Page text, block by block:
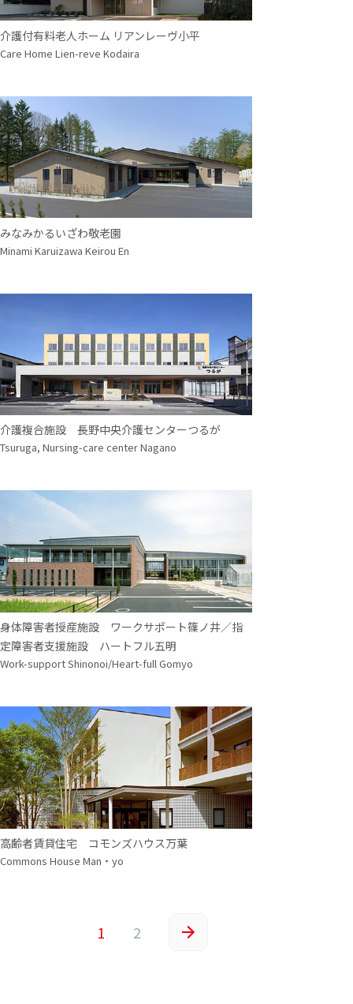
介護付有料老人ホーム リアンレーヴ小平
Care Home Lien-reve Kodaira
みなみかるいざわ敬老園
Minami Karuizawa Keirou En
介護複合施設 長野中央介護センターつるが
Tsuruga, Nursing-care center Nagano
身体障害者授産施設 ワークサポート篠ノ井／指
定障害者支援施設 ハートフル五明
Work-support Shinonoi/Heart-full Gomyo
高齢者賃貸住宅 コモンズハウス万葉
Commons House Man・yo
1 2 »